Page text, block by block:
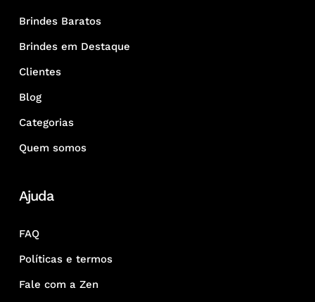
Brindes Baratos
Brindes em Destaque
Clientes
Blog
Categorias
Quem somos
Ajuda
FAQ
Políticas e termos
Fale com a Zen